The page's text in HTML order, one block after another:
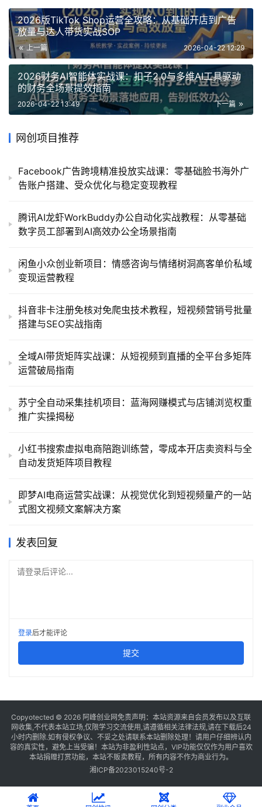
2026版TikTok Shop运营全攻略：从基础开店到广告
放量与达人带货实战SOP
上一篇 2026-04-22 12:29
2026财务AI智能体实战课：扣子2.0与多维AI工具驱动
的财务全场景提效指南
下一篇
2026-04-22 13:49
网创项目推荐
Facebook广告跨境精准投放实战课：零基础脸书海外广
告账户搭建、受众优化与稳定变现教程
腾讯AI龙虾WorkBuddy办公自动化实战教程：从零基础
数字员工部署到AI高效办公全场景指南
闲鱼小众创业新项目：情感咨询与情绪树洞高客单价私域
变现运营教程
抖音非卡注册免核对免爬虫技术教程，短视频营销号批量
搭建与SEO实战指南
全域AI带货矩阵实战课：从短视频到直播的全平台多矩阵
运营破局指南
苏宁全自动采集挂机项目：蓝海网赚模式与店铺浏览权重
推广实操揭秘
小红书搜索虚拟电商陪跑训练营，零成本开店卖资料与全
自动发货矩阵项目教程
即梦AI电商运营实战课：从视觉优化到短视频量产的一站
式图文视频文案解决方案
发表回复
请登录后评论...
登录后才能评论
提交
Copyotected © 2026 阿峰创业网 免责声明：本站资源来自会员发布以及互联
网收集,不代表本站立场,仅限学习交流使用,请遵循相关法律法规,请在下载后24
小时内删除.如有侵权争议、不妥之处请联系本站删除处理！请用户仔细辨认内
容的真实性，避免上当受骗！本站为非盈利性站点，VIP功能仅仅作为用户喜欢
本站捐赠打赏功能，本站不贩卖教程，所有内容不作为商业行为。
湘ICP备2023015240号-2